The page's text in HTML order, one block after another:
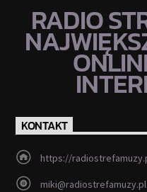
RADIO
KONTAKT
https://
miki@radiostrefamuzy.pl